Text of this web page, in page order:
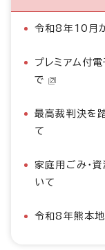
令和8年10月
プレミアム付
で
最高裁判決を
て
家庭用ごみ・
いて
令和8年熊本